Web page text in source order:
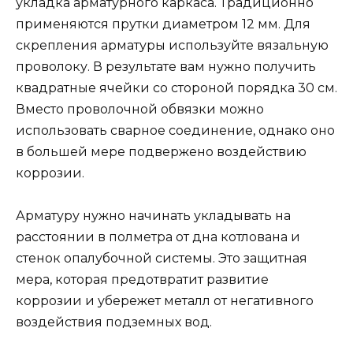
применяются прутки диаметром 12 мм. Для
скрепления арматуры используйте вязальную
проволоку. В результате вам нужно получить
квадратные ячейки со стороной порядка 30 см.
Вместо проволочной обвязки можно
использовать сварное соединение, однако оно
в большей мере подвержено воздействию
коррозии.
Арматуру нужно начинать укладывать на
расстоянии в полметра от дна котлована и
стенок опалубочной системы. Это защитная
мера, которая предотвратит развитие
коррозии и убережет металл от негативного
воздействия подземных вод.